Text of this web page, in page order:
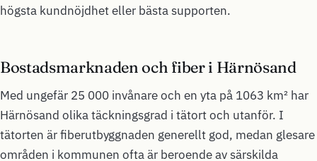
högsta kundnöjdhet eller bästa supporten.
Bostadsmarknaden och fiber i Härnösand
Med ungefär 25 000 invånare och en yta på 1063 km² har
Härnösand olika täckningsgrad i tätort och utanför. I
tätorten är fiberutbyggnaden generellt god, medan glesare
områden i kommunen ofta är beroende av särskilda